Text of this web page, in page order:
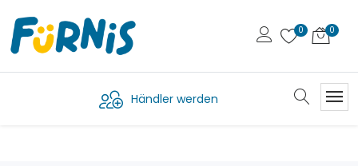
Händler werden